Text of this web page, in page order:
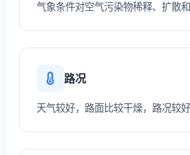
气象条件对空气污染物稀释、扩散
路况
天气较好，路面比较干燥，路况较好